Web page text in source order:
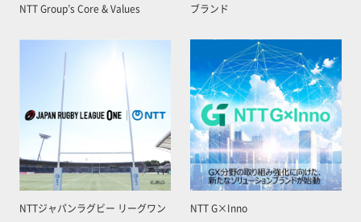
NTT Group’s Core & Values ブランド
NTTジャパンラグビー リーグワン NTT G×Inno